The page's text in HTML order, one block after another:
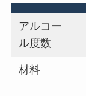
アルコー
ル度数
材料